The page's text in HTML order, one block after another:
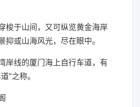
梭于山间，又可纵览黄金海岸
抑或山海风光，尽在眼中。
岸线的厦门海上自行车道，有
”之称。